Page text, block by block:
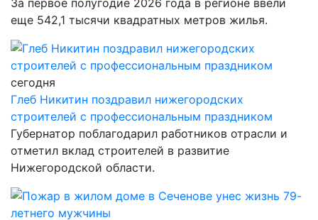
За первое полугодие 2026 года в регионе ввели
еще 542,1 тысячи квадратных метров жилья.
сегодня
Глеб Никитин поздравил нижегородских
строителей с профессиональным праздником
Губернатор поблагодарил работников отрасли и
отметил вклад строителей в развитие
Нижегородской области.